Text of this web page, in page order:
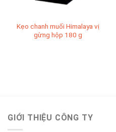
Kẹo chanh muối Himalaya vị
gừng hộp 180 g
GIỚI THIỆU CÔNG TY